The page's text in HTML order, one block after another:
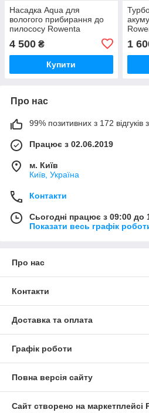
Насадка Aqua для
вологого прибирання до
пилососу Rowenta
4 500 ₴
Купити
1
Про нас
99% позитивних з 172 відгуків
Працює з 02.06.2019
м. Київ
Київ, Україна
Контакти
Сьогодні працює з 09:00 до
Показати весь графік
Про нас
Контакти
Доставка та оплата
Графік роботи
Повна версія сайту
Сайт створено на маркетплейсі